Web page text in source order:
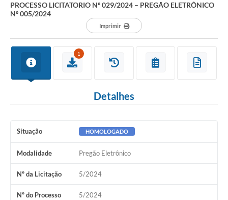
PROCESSO LICITATORIO Nº 029/2024 – PREGÃO ELETRÔNICO
Nº 005/2024
Imprimir
1
Detalhes
Situação HOMOLOGADO
Modalidade Pregão Eletrônico
Nº da Licitação 5/2024
Nº do Processo 5/2024